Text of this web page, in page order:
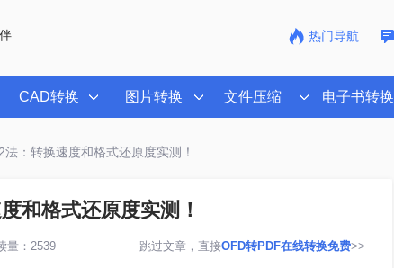
热门导航
CAD转换 图片转换 文件压缩 电子书转换
：转换速度和格式还原度实测！
和格式还原度实测！
量：2539 跳过文章，直接OFD转PDF在线转换免费>>